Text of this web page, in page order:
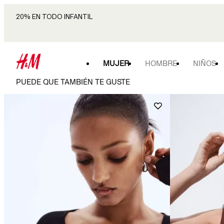
20% EN TODO INFANTIL
MUJER HOMBRE NIÑOS
PUEDE QUE TAMBIÉN TE GUSTE